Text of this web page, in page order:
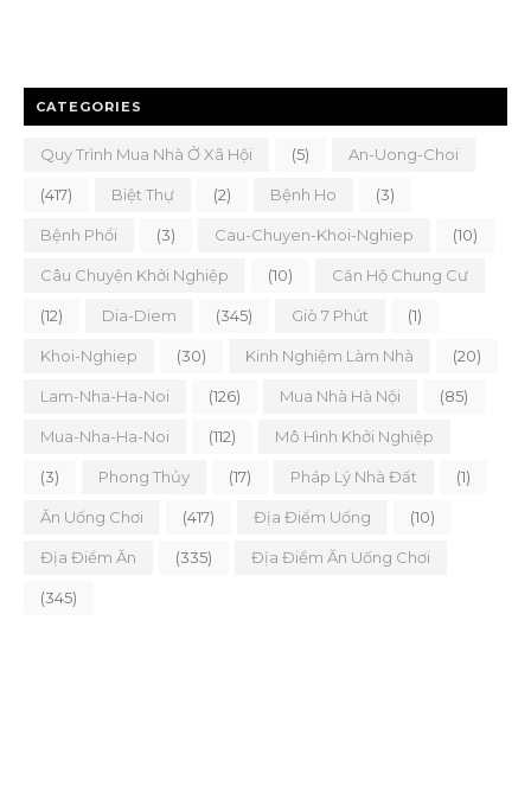
CATEGORIES
Quy Trình Mua Nhà Ở Xã Hội (5) An-Uong-Choi
(417) Biệt Thự (2) Bệnh Ho (3)
Bệnh Phổi (3) Cau-Chuyen-Khoi-Nghiep (10)
Câu Chuyện Khởi Nghiệp (10) Căn Hộ Chung Cư
(12) Dia-Diem (345) Giò 7 Phút (1)
Khoi-Nghiep (30) Kinh Nghiệm Làm Nhà (20)
Lam-Nha-Ha-Noi (126) Mua Nhà Hà Nội (85)
Mua-Nha-Ha-Noi (112) Mô Hình Khởi Nghiệp
(3) Phong Thủy (17) Pháp Lý Nhà Đất (1)
Ăn Uống Chơi (417) Địa Điểm Uống (10)
Địa Điểm Ăn (335) Địa Điểm Ăn Uống Chơi
(345)